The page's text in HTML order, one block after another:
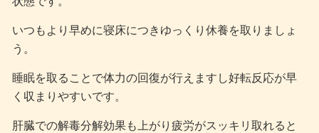
いつもより早めに寝床につきゆっくり休養を取りましょ
う。
睡眠を取ることで体力の回復が行えますし好転反応が早
く収まりやすいです。
肝臓での解毒分解効果も上がり疲労がスッキリ取れると